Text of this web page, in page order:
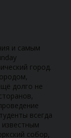
и самым
город.
долго не
всегда
собор,